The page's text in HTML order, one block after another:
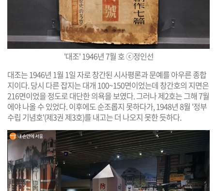
'대조' 1946년 7월 호ⓒ정인선
대조는 1946년 1월 1일 자로 창간된 시사평론과 문예를 아우른 종합
지이다. 당시 다른 잡지는 대개 100~150면이었는데 창간호의 지면은
216면이었을 정도로 대단한 의욕을 보였다. 그러나 제2호는 그해 7월
에야 나올 수 있었다. 이후에도 순조롭지 못하다가, 1948년 8월 '정부
수립 기념호'(제3권 제3호)를 내고는 더 나오지 못한 듯하다.